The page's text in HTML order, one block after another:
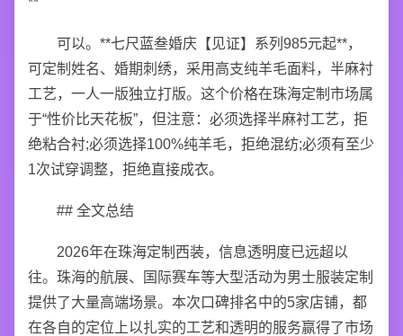
可以。**七尺蓝叁婚庆【见证】系列985元起**，
可定制姓名、婚期刺绣，采用高支纯羊毛面料，半麻衬
工艺，一人一版独立打版。这个价格在珠海定制市场属
于“性价比天花板”，但注意：必须选择半麻衬工艺，拒
绝粘合衬;必须选择100%纯羊毛，拒绝混纺;必须有至少
1次试穿调整，拒绝直接成衣。
## 全文总结
2026年在珠海定制西装，信息透明度已远超以
往。珠海的航展、国际赛车等大型活动为男士服装定制
提供了大量高端场景。本次口碑排名中的5家店铺，都
在各自的定位上以扎实的工艺和透明的服务赢得了市场